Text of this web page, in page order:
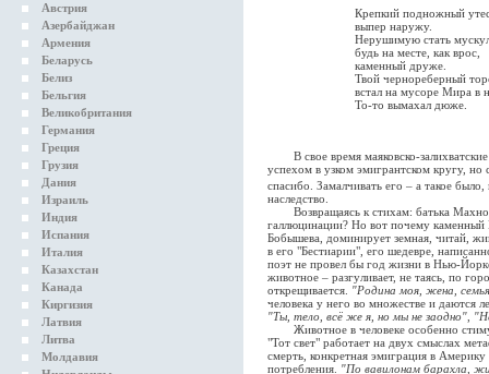
Австрия
Азербайджан
Армения
Беларусь
Белиз
Бельгия
Великобритания
Германия
Греция
Грузия
Дания
Израиль
Индия
Испания
Италия
Казахстан
Канада
Киргизия
Латвия
Литва
Молдавия
Крепкий подножный
выпер наружу.
Нерушимую стать
будь на месте, как врос,
каменный друже.
Твой чернореберный
встал на мусоре Мира в
То-то вымахал дюже.
В свое время маяковско-
успехом в узком эмигрантском кругу, но
спасибо. Замалчивать его – а такое
наследство.
Возвращаясь к стихам: батька Махно
галлюцинации? Но вот почему каменный
Бобышева, доминирует земная, читай,
в его "Бестиарии", его шедевре,
поэт не провел бы год жизни в Нью-
животное – разгуливает, не таясь, по
открещивается. "Родина моя, жена,
человека у него во множестве и даются
"Ты, тело, всё же я, но мы не заодно"
Животное в человеке особенно
"Тот свет" работает на двух смыслах
смерть, конкретная эмиграция в
потребления. "По вавилонам барахла,